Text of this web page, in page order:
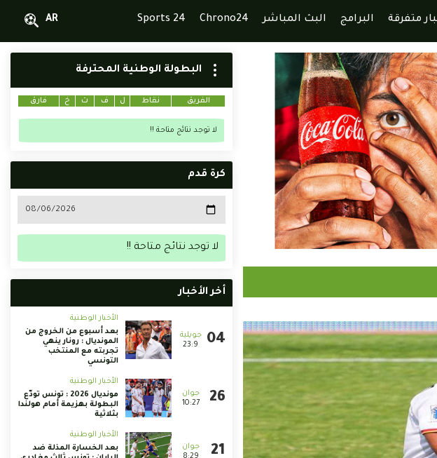
متفرقة البرامج البث المباشر Chrono24
Sports 24
AR
البطولة الوطنية المحترفة
الفريق نقاط ل ف ت خ فارق
لا توجد نتائج متاحة !!
كرة قدم
لا توجد نتائج متاحة !!
أخر الأخبار
23:9
الأخبار الوطنية
بعد أسبوع من الخروج من
المونديال : رونار ينهي
تجربته مع المنتخب
التونسي
10:27
الأخبار الوطنية
مونديال 2026 : تونس تودّع
البطولة بهزيمة أمام هولندا
بثلاثية
8:29
الأخبار الوطنية
بعد الخسارة المذلة ضد